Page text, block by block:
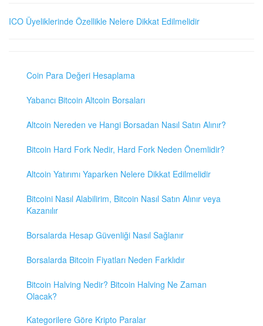
ICO Üyeliklerinde Özellikle Nelere Dikkat Edilmelidir
Coin Para Değeri Hesaplama
Yabancı Bitcoin Altcoin Borsaları
Altcoin Nereden ve Hangi Borsadan Nasıl Satın Alınır?
Bitcoin Hard Fork Nedir, Hard Fork Neden Önemlidir?
Altcoin Yatırımı Yaparken Nelere Dikkat Edilmelidir
Bitcoini Nasıl Alabilirim, Bitcoin Nasıl Satın Alınır veya
Kazanılır
Borsalarda Hesap Güvenliği Nasıl Sağlanır
Borsalarda Bitcoin Fiyatları Neden Farklıdır
Bitcoin Halving Nedir? Bitcoin Halving Ne Zaman
Olacak?
Kategorilere Göre Kripto Paralar